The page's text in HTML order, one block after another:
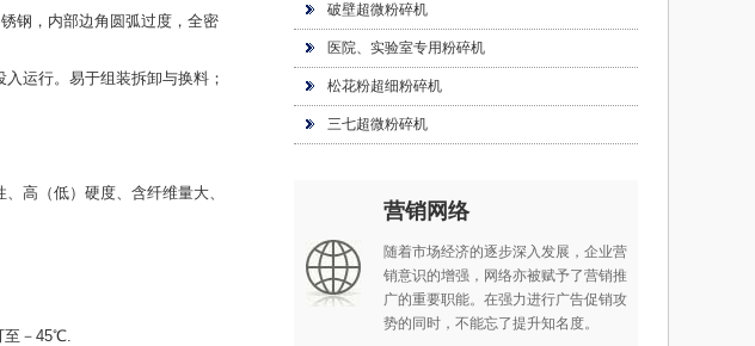
破壁超微粉碎机
医院、实验室专用粉碎机
松花粉超细粉碎机
三七超微粉碎机
营销网络
随着市场经济的逐步深入发展，企业营
销意识的增强，网络亦被赋予了营销推
广的重要职能。在强力进行广告促销攻
势的同时，不能忘了提升知名度。
钢，内部边角圆弧过度，全密
运行。易于组装拆卸与换料；
高（低）硬度、含纤维量大、
至－45℃.